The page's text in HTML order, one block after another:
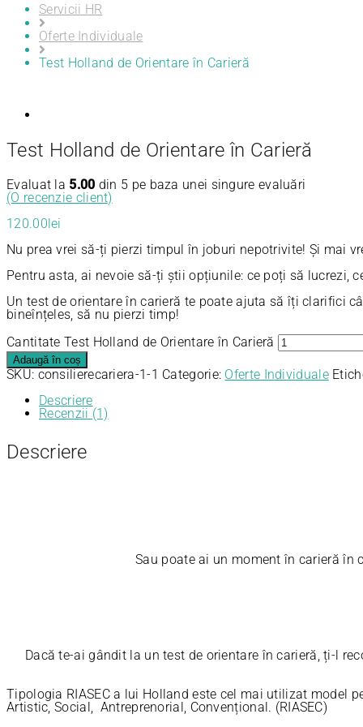
Servicii HR
Oferte Individuale
Test Holland de Orientare în Carieră
Test Holland de Orientare în Carieră
Evaluat la 5.00 din 5 pe baza unei singure evaluări
(O recenzie client)
120.00lei
Nu prea vrei să-ți pierzi timpul în joburi nepotrivite! Și mai
Pentru asta, ai nevoie să-ți știi opțiunile: ce poți să lucrezi,
Un test de orientare în carieră te poate ajuta să îți clarifici
bineînțeles, să nu pierzi timp!
Cantitate Test Holland de Orientare în Carieră
Adaugă în coș
SKU: consilierecariera-1-1 Categorie: Oferte Individuale
Descriere
Recenzii (1)
Descriere
Sau poate ai un moment în carieră în care vrei
Dacă te-ai gândit la un test de orientare în carieră, ți-l
Tipologia RIASEC a lui Holland este cel mai utilizat model
Artistic, Social, Antreprenorial, Convențional. (RIASEC)